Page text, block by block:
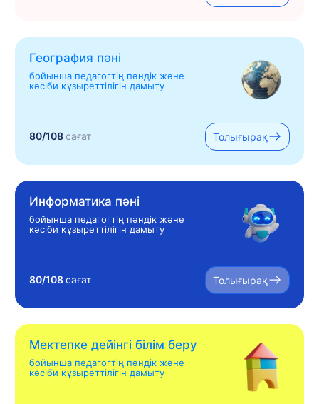
География пәні
бойынша педагогтің пәндік және
кәсіби құзыреттілігін дамыту
80/108сағат Толығырақ
Информатика пәні
бойынша педагогтің пәндік және
кәсіби құзыреттілігін дамыту
80/108сағат Толығырақ
Мектепке дейінгі білім беру
бойынша педагогтің пәндік және
кәсіби құзыреттілігін дамыту